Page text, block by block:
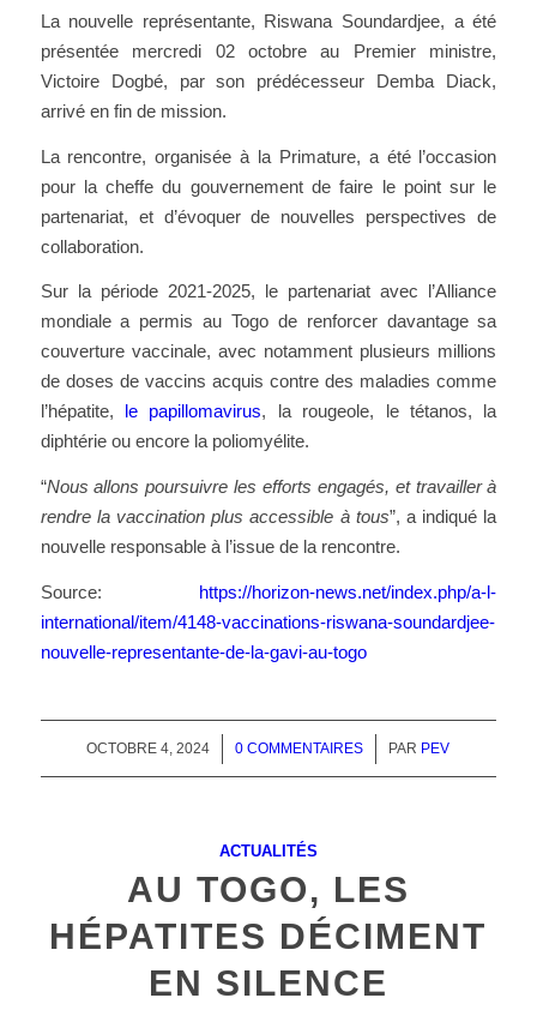
La nouvelle représentante, Riswana Soundardjee, a été
présentée mercredi 02 octobre au Premier ministre,
Victoire Dogbé, par son prédécesseur Demba Diack,
arrivé en fin de mission.
La rencontre, organisée à la Primature, a été l’occasion
pour la cheffe du gouvernement de faire le point sur le
partenariat, et d’évoquer de nouvelles perspectives de
collaboration.
Sur la période 2021-2025, le partenariat avec l’Alliance
mondiale a permis au Togo de renforcer davantage sa
couverture vaccinale, avec notamment plusieurs millions
de doses de vaccins acquis contre des maladies comme
l’hépatite, le papillomavirus, la rougeole, le tétanos, la
diphtérie ou encore la poliomyélite.
“Nous allons poursuivre les efforts engagés, et travailler à
rendre la vaccination plus accessible à tous”, a indiqué la
nouvelle responsable à l’issue de la rencontre.
Source: https://horizon-news.net/index.php/a-l-
international/item/4148-vaccinations-riswana-soundardjee-
nouvelle-representante-de-la-gavi-au-togo
OCTOBRE 4, 2024
/ 0 COMMENTAIRES
/ PAR PEV
ACTUALITÉS
AU TOGO, LES
HÉPATITES DÉCIMENT
EN SILENCE